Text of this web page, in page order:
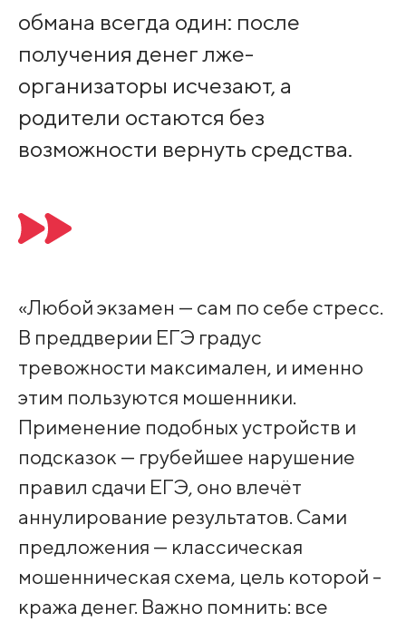
обмана всегда один: после
получения денег лже-
организаторы исчезают, а
родители остаются без
возможности вернуть средства.
«Любой экзамен — сам по себе стресс.
В преддверии ЕГЭ градус
тревожности максимален, и именно
этим пользуются мошенники.
Применение подобных устройств и
подсказок — грубейшее нарушение
правил сдачи ЕГЭ, оно влечёт
аннулирование результатов. Сами
предложения — классическая
мошенническая схема, цель которой -
кража денег. Важно помнить: все